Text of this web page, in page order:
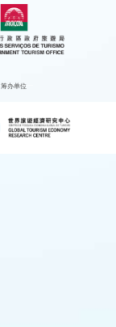
筹办单位